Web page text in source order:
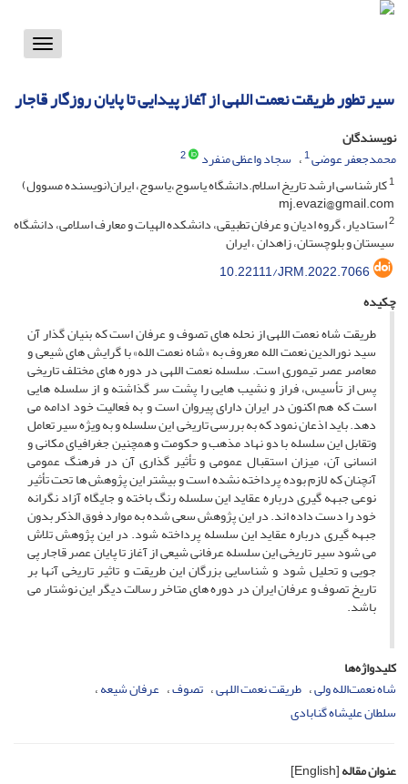
Toggle
سیر تطور طریقت نعمت اللهی از آغاز پیدایی تا پایان روزگار قاجار
نویسندگان
محمدجعفر عوضی1 سجاد واعظی منفرد
2
1کارشناسی ارشد تاریخ اسلام.دانشگاه یاسوج،یاسوج، ایران(نویسنده مسوول)
mj.evazi@gmail.com
2استادیار، گروه ادیان و عرفان تطبیقی، دانشکده الهیات و معارف اسلامی، دانشگاه
سیستان و بلوچستان، زاهدان ، ایران
10.22111/JRM.2022.7066
چکیده
طریقت شاه نعمت اللهی از نحله های تصوف و عرفان است که بنیان گذار آن
سید نورالدین نعمت الله معروف به «شاه نعمت الله» با گرایش های شیعی و
معاصر عصر تیموری است. سلسله نعمت اللهی در دوره های مختلف تاریخی
پس از تأسیس، فراز و نشیب هایی را پشت سر گذاشته و از سلسله هایی
است که هم اکنون در ایران دارای پیروان است و به فعالیت خود ادامه می
دهد. باید اذعان نمود که به بررسی تاریخی این سلسله و به ویژه سیر تعامل
وتقابل این سلسله با دو نهاد مذهب و حکومت و همچنین جغرافیای مکانی و
انسانی آن، میزان استقبال عمومی و تأثیر گذاری آن در فرهنگ عمومی
آنچنان که لازم بوده پرداخته نشده است و بیشتر این پژوهش ها تحت تأثیر
نوعی جبهه گیری درباره عقاید این سلسله رنگ باخته و جایگاه آزاد نگرانه
خود را دست داده اند. در این پژوهش سعی شده به موارد فوق الذکر بدون
جبهه گیری درباره عقاید این سلسله پرداخته شود. در این پژوهش تلاش
می شود سیر تاریخی این سلسله عرفانی شیعی از آغاز تا پایان عصر قاجار پی
جویی و تحلیل شود و شناسایی بزرگان این طریقت و تاثیر تاریخی آنها بر
تاریخ تصوف و عرفان ایران در دوره های متاخر رسالت دیگر این نوشتار می
باشد.
کلیدواژه‌ها
شاه نعمت‌الله ولی طریقت نعمت اللهی تصوف عرفان شیعه
سلطان علیشاه گنابادی
عنوان مقاله[English]